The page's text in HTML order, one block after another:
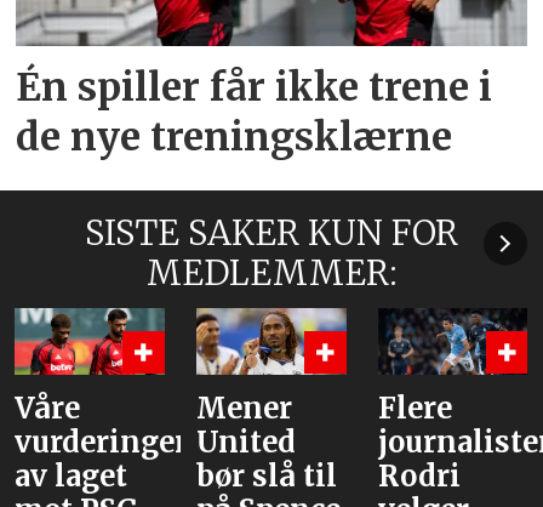
Én spiller får ikke trene i
de nye treningsklærne
SISTE SAKER KUN FOR
MEDLEMMER:
Mener
United
bør slå til
Flere
journalister:
Rodri
Bruno og
Cunha,
men